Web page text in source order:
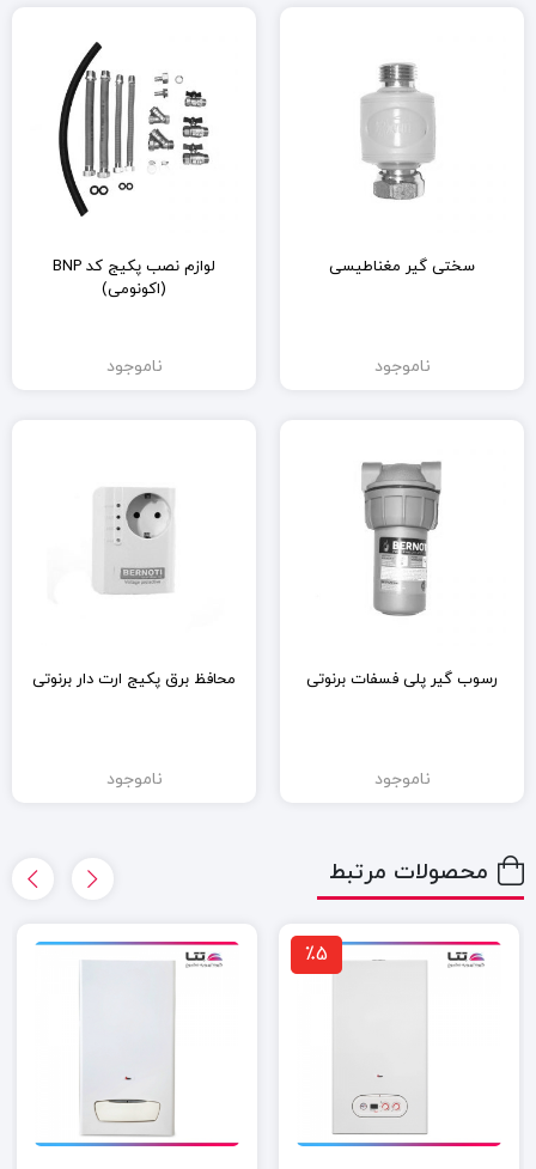
سختی گیر مغناطیسی
ناموجود
لوازم نصب پکیج کد BNP
(اکونومی)
ناموجود
رسوب گیر پلی فسفات برنوتی
ناموجود
محافظ برق پکیج ارت دار برنوتی
ناموجود
محصولات مرتبط
٪5